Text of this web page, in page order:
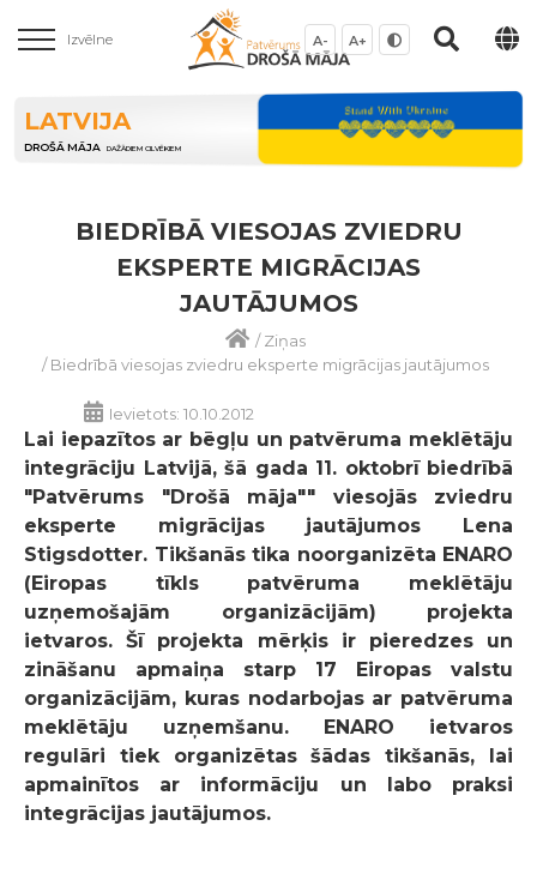
Izvēlne A- A+
LATVIJA
DROŠĀ MĀJA DAŽĀDIEM CILVĒKIEM
BIEDRĪBĀ VIESOJAS ZVIEDRU
EKSPERTE MIGRĀCIJAS
JAUTĀJUMOS
/Ziņas
/Biedrībā viesojas zviedru eksperte migrācijas jautājumos
Ievietots: 10.10.2012
Lai iepazītos ar bēgļu un patvēruma meklētāju
integrāciju Latvijā, šā gada 11. oktobrī biedrībā
"Patvērums "Drošā māja"" viesojās zviedru
eksperte migrācijas jautājumos Lena
Stigsdotter. Tikšanās tika noorganizēta ENARO
(Eiropas tīkls patvēruma meklētāju
uzņemošajām organizācijām) projekta
ietvaros. Šī projekta mērķis ir pieredzes un
zināšanu apmaiņa starp 17 Eiropas valstu
organizācijām, kuras nodarbojas ar patvēruma
meklētāju uzņemšanu. ENARO ietvaros
regulāri tiek organizētas šādas tikšanās, lai
apmainītos ar informāciju un labo praksi
integrācijas jautājumos.